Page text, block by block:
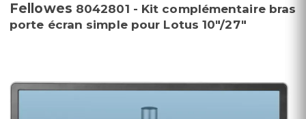
Fellowes 8042801 - Kit complémentaire bras
porte écran simple pour Lotus 10"/27"